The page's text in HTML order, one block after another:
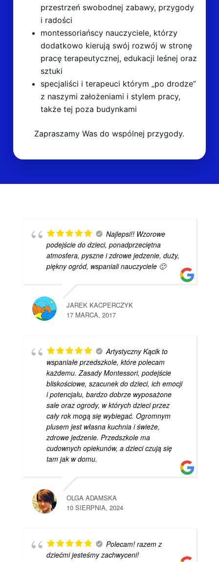
przestrzeń swobodnej zabawy, przygody
i radości
montessoriańscy nauczyciele, którzy
dodatkowo kierują swój rozwój w stronę
pracę terapeutycznej, edukacji leśnej oraz
sztuki
specjaliści i terapeuci którym „po drodze”
z naszymi założeniami i stylem pracy,
także tej poza budynkami
Zapraszamy Was do wspólnej przygody.
Najlepsi!! Wzorowe
podejście do dzieci, ponadprzeciętna
atmosfera, pyszne i zdrowe jedzenie, duży,
piękny ogród, wspaniali nauczyciele 🙂
JAREK KACPERCZYK
17 MARCA, 2017
Artystyczny Kącik to
wspaniałe przedszkole, które polecam
każdemu. Zasady Montessori, podejście
bliskościowe, szacunek do dzieci, ich emocji
i potencjału, bardzo dobrze wyposażone
sale oraz ogrody, w których dzieci przez
cały rok mogą się wybiegać. Ogromnym
plusem jest własna kuchnia i świeże,
zdrowe jedzenie. Przedszkole ma
cudownych opiekunów, a dzieci czują się
tam jak w domu.
OLGA ADAMSKA
10 SIERPNIA, 2024
Polecam! razem z
dziećmi jesteśmy zachwyceni!